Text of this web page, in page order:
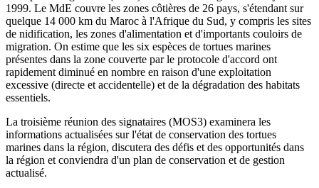
1999. Le MdE couvre les zones côtières de 26 pays, s'étendant sur
quelque 14 000 km du Maroc à l'Afrique du Sud, y compris les sites
de nidification, les zones d'alimentation et d'importants couloirs de
migration. On estime que les six espèces de tortues marines
présentes dans la zone couverte par le protocole d'accord ont
rapidement diminué en nombre en raison d'une exploitation
excessive (directe et accidentelle) et de la dégradation des habitats
essentiels.
La troisième réunion des signataires (MOS3) examinera les
informations actualisées sur l'état de conservation des tortues
marines dans la région, discutera des défis et des opportunités dans
la région et conviendra d'un plan de conservation et de gestion
actualisé.